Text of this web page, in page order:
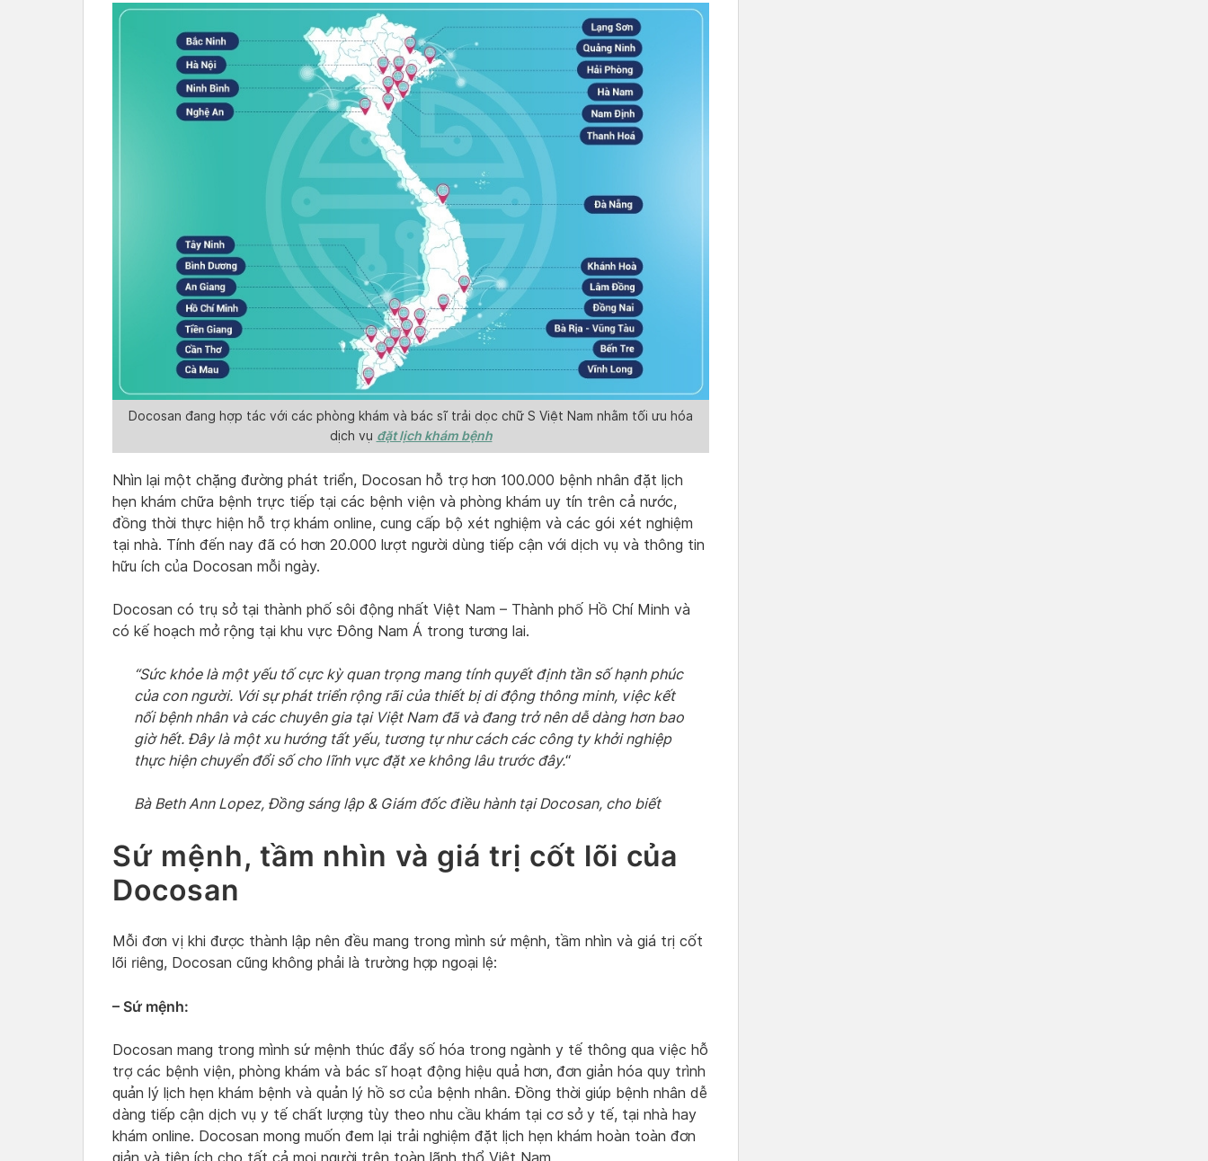
Docosan đang hợp tác với các phòng khám và bác sĩ trải dọc chữ S Việt Nam nhằm tối ưu hóa
dịch vụ đặt lịch khám bệnh
Nhìn lại một chặng đường phát triển, Docosan hỗ trợ hơn 100.000 bệnh nhân đặt lịch
hẹn khám chữa bệnh trực tiếp tại các bệnh viện và phòng khám uy tín trên cả nước,
đồng thời thực hiện hỗ trợ khám online, cung cấp bộ xét nghiệm và các gói xét nghiệm
tại nhà. Tính đến nay đã có hơn 20.000 lượt người dùng tiếp cận với dịch vụ và thông tin
hữu ích của Docosan mỗi ngày.
Docosan có trụ sở tại thành phố sôi động nhất Việt Nam – Thành phố Hồ Chí Minh và
có kế hoạch mở rộng tại khu vực Đông Nam Á trong tương lai.
“Sức khỏe là một yếu tố cực kỳ quan trọng mang tính quyết định tần số hạnh phúc
của con người. Với sự phát triển rộng rãi của thiết bị di động thông minh, việc kết
nối bệnh nhân và các chuyên gia tại Việt Nam đã và đang trở nên dễ dàng hơn bao
giờ hết. Đây là một xu hướng tất yếu, tương tự như cách các công ty khởi nghiệp
thực hiện chuyển đổi số cho lĩnh vực đặt xe không lâu trước đây.“
Bà Beth Ann Lopez, Đồng sáng lập & Giám đốc điều hành tại Docosan, cho biết
Sứ mệnh, tầm nhìn và giá trị cốt lõi của
Docosan
Mỗi đơn vị khi được thành lập nên đều mang trong mình sứ mệnh, tầm nhìn và giá trị cốt
lõi riêng, Docosan cũng không phải là trường hợp ngoại lệ:
– Sứ mệnh:
Docosan mang trong mình sứ mệnh thúc đẩy số hóa trong ngành y tế thông qua việc hỗ
trợ các bệnh viện, phòng khám và bác sĩ hoạt động hiệu quả hơn, đơn giản hóa quy trình
quản lý lịch hẹn khám bệnh và quản lý hồ sơ của bệnh nhân. Đồng thời giúp bệnh nhân dễ
dàng tiếp cận dịch vụ y tế chất lượng tùy theo nhu cầu khám tại cơ sở y tế, tại nhà hay
khám online. Docosan mong muốn đem lại trải nghiệm đặt lịch hẹn khám hoàn toàn đơn